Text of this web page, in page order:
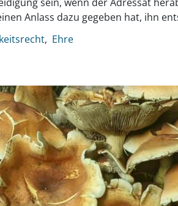
Anlass dazu gegeben hat, ihn
Ehre